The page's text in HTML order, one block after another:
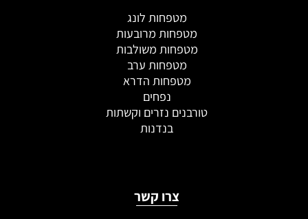
מטפחות לונג
מטפחות מרובעות
מטפחות משולבות
מטפחות ערב
מטפחות הדרא
נפחים
טורבנים נזרים וקשתות
בנדנות
צרו קשר